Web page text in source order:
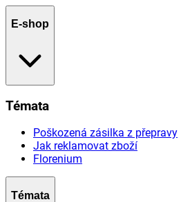
E-shop
Témata
Poškozená zásilka z přepravy
Jak reklamovat zboží
Florenium
Témata